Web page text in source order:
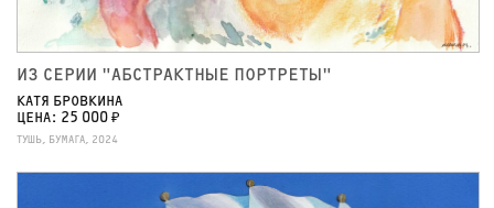
ИЗ СЕРИИ "АБСТРАКТНЫЕ ПОРТРЕТЫ"
КАТЯ БРОВКИНА
ЦЕНА: 25 000 ₽
ТУШЬ, БУМАГА, 2024